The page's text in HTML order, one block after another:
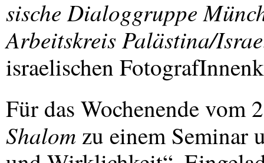
sische Dialoggruppe
Arbeitskreis Palästina/
israelischen
Für das Wochenende
Shalom zu einem Seminar